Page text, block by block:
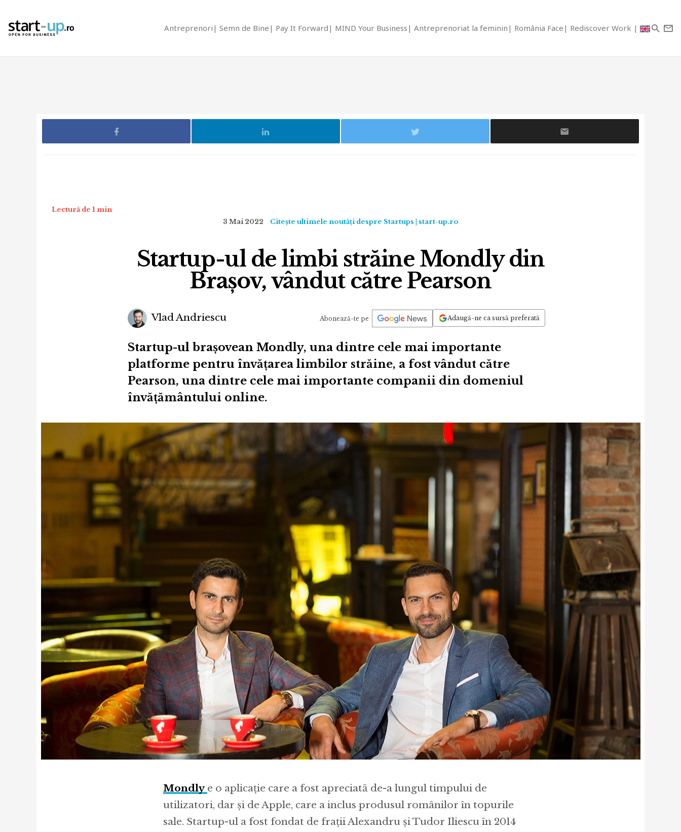
Antreprenori Semn de Bine Pay It Forward MIND Your Business Antreprenoriat la feminin România Face Rediscover Work
Lectură de 1 min
3 Mai 2022
Citește ultimele noutăți despre Startups | start-up.ro
Startup-ul de limbi străine Mondly din
Brașov, vândut către Pearson
Vlad Andriescu Abonează-te pe Adaugă-ne ca sursă preferată
Startup-ul brașovean Mondly, una dintre cele mai importante
platforme pentru învățarea limbilor străine, a fost vândut către
Pearson, una dintre cele mai importante companii din domeniul
învățământului online.
Mondly e o aplicație care a fost apreciată de-a lungul timpului de
utilizatori, dar și de Apple, care a inclus produsul românilor în topurile
sale. Startup-ul a fost fondat de frații Alexandru și Tudor Iliescu în 2014